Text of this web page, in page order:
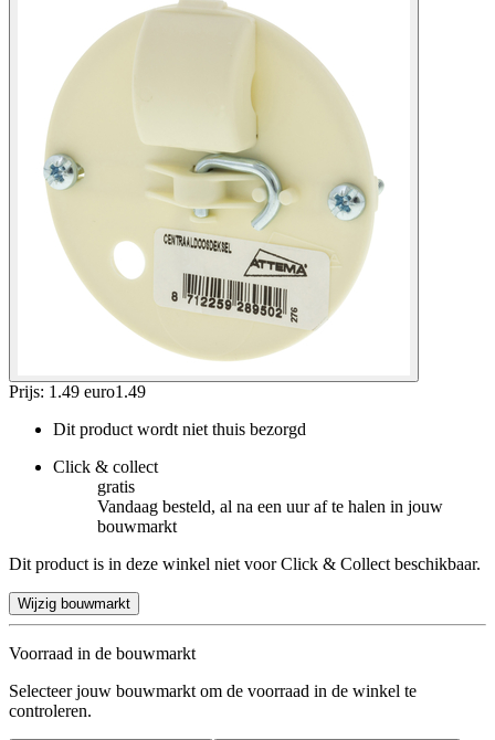
Prijs: 1.49 euro1 .49
Dit product wordt niet thuis bezorgd
Click & collect
gratis
Vandaag besteld, al na een uur af te halen in jouw
bouwmarkt
Dit product is in deze winkel niet voor Click & Collect beschikbaar.
Wijzig bouwmarkt
Voorraad in de bouwmarkt
Selecteer jouw bouwmarkt om de voorraad in de winkel te
controleren.